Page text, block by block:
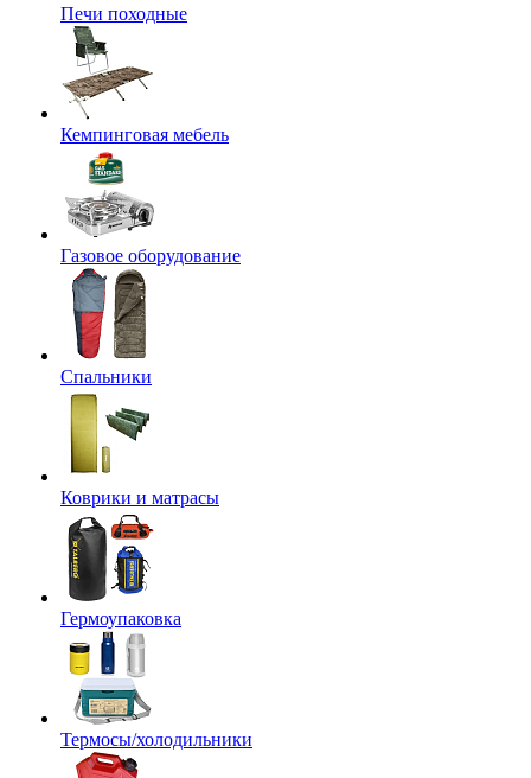
Печи походные
Кемпинговая мебель
Газовое оборудование
Спальники
Коврики и матрасы
Гермоупаковка
Термосы/холодильники